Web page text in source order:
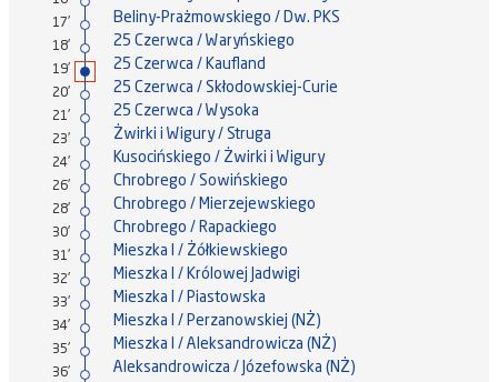
17' Beliny-Prażmowskiego / Dw. PKS
18' 25 Czerwca / Waryńskiego
19' 25 Czerwca / Kaufland
20' 25 Czerwca / Skłodowskiej-Curie
21' 25 Czerwca / Wysoka
23' Żwirki i Wigury / Struga
24' Kusocińskiego / Żwirki i Wigury
26' Chrobrego / Sowińskiego
28' Chrobrego / Mierzejewskiego
30' Chrobrego / Rapackiego
31' Mieszka I / Żółkiewskiego
32' Mieszka I / Królowej Jadwigi
33' Mieszka I / Piastowska
34' Mieszka I / Perzanowskiej (NŻ)
35' Mieszka I / Aleksandrowicza (NŻ)
36' Aleksandrowicza / Józefowska (NŻ)